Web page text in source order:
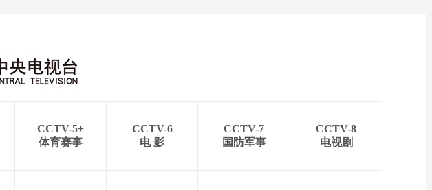
CCTV-5+
体育赛事
CCTV-6
电 影
CCTV-7
国防军事
CCTV-8
电视剧